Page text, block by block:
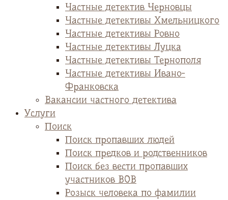
Частные детектив Черновцы
Частные детективы Хмельницкого
Частные детективы Ровно
Частные детективы Луцка
Частные детективы Тернополя
Частные детективы Ивано-
Франковска
Вакансии частного детектива
Услуги
Поиск
Поиск пропавших людей
Поиск предков и родственников
Поиск без вести пропавших
участников ВОВ
Розыск человека по фамилии